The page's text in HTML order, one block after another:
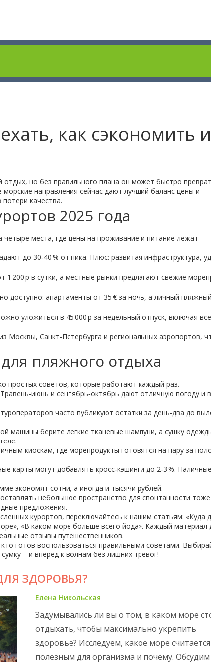
как сэкономить и
отдых, но без правильного плана он может быстро
направления сейчас дают лучший баланс цены и
качества.
2025 года
места, где цены на проживание и питание лежат
до 30‑40 % от пика. Плюс: развитая инфраструктура,
1 200 р в сутки, а местные рынки предлагают свежие
доступно: апартаменты от 35 € за ночь, а личный
уложиться в 45 000 р за недельный отпуск, включая всё
Москвы, Санкт‑Петербурга и региональных аэропортов,
пляжного отдыха
простых советов, которые работают каждый раз.
Травень‑июнь и сентябрь‑октябрь дают отличную погоду и в
часто публикуют остатки за день‑два до
машины берите легкие тканевые шампуни, а сушку
киоскам, где морепродукты готовятся на пару за
карты могут добавлять кросс‑кэшинги до 2‑3 %.
экономят сотни, а иногда и тысячи рублей.
небольшое пространство для спонтанности тоже
предложения.
курортов, переключайтесь к нашим статьям: «Куда
«В каком море больше всего йода». Каждый материал
отзывы путешественников.
готов воспользоваться правильными советами.
– и вперёд к волнам без лишних тревог!
ЗДОРОВЬЯ?
Елена Никольская
Задумывались ли вы о том, в каком море
отдыхать, чтобы максимально укрепить
здоровье? Исследуем, какое море
полезным для организма и почему. Обсудим